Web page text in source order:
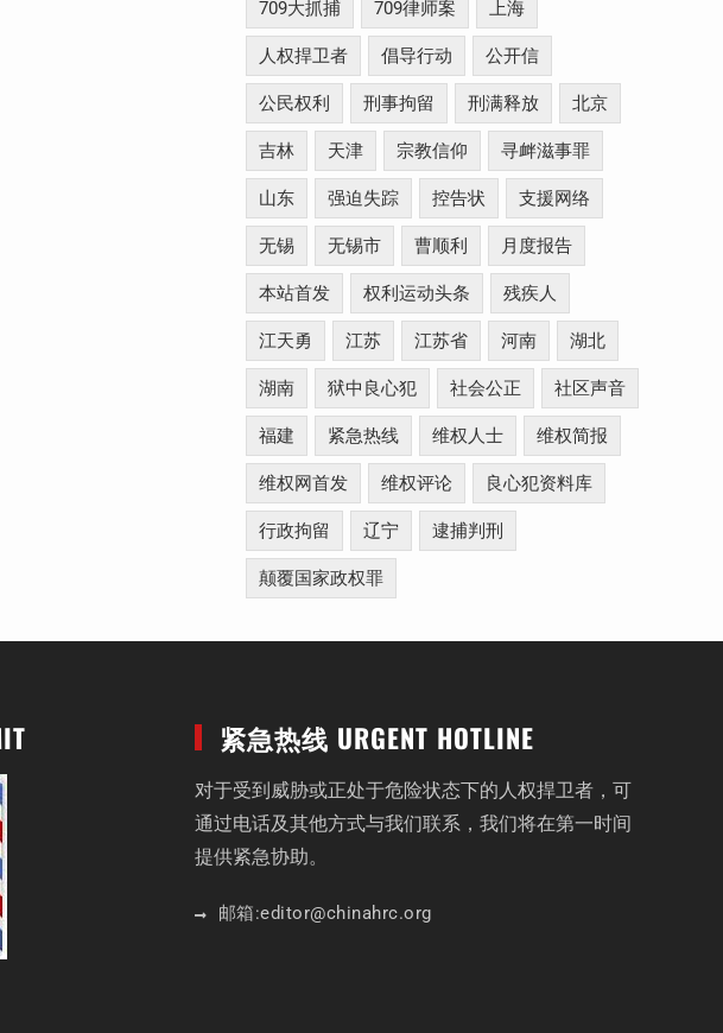
709大抓捕 709律师案 上海
人权捍卫者 倡导行动 公开信
公民权利 刑事拘留 刑满释放 北京
吉林 天津 宗教信仰 寻衅滋事罪
山东 强迫失踪 控告状 支援网络
无锡 无锡市 曹顺利 月度报告
本站首发 权利运动头条 残疾人
江天勇 江苏 江苏省 河南 湖北
湖南 狱中良心犯 社会公正 社区声音
福建 紧急热线 维权人士 维权简报
维权网首发 维权评论 良心犯资料库
行政拘留 辽宁 逮捕判刑
颠覆国家政权罪
紧急热线 URGENT HOTLINE
对于受到威胁或正处于危险状态下的人权捍卫者，可
通过电话及其他方式与我们联系，我们将在第一时间
提供紧急协助。
邮箱:editor@chinahrc.org